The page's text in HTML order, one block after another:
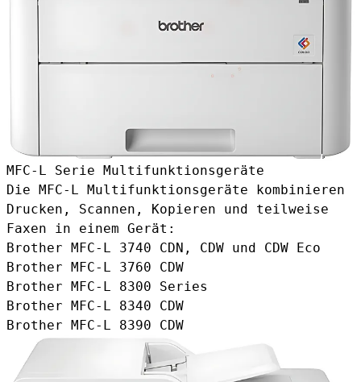
MFC-L Serie Multifunktionsgeräte
Die MFC-L Multifunktionsgeräte kombinieren
Drucken, Scannen, Kopieren und teilweise
Faxen in einem Gerät:
Brother MFC-L 3740 CDN, CDW und CDW Eco
Brother MFC-L 3760 CDW
Brother MFC-L 8300 Series
Brother MFC-L 8340 CDW
Brother MFC-L 8390 CDW